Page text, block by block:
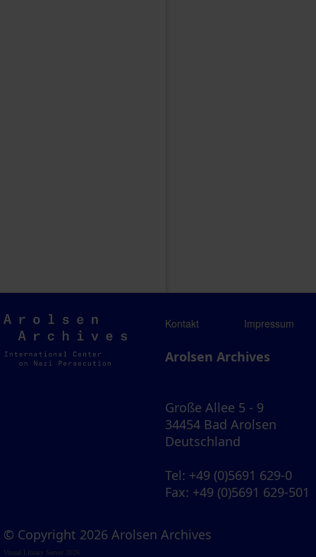
Arolsen
Archives
Kontakt Impressum
Arolsen Archives
Große Allee 5 - 9
34454 Bad Arolsen
Deutschland
Tel: +49 (0)5691 629-0
Fax: +49 (0)5691 629-501
© Copyright 2026 Arolsen Archives
Visual Library Server 2026